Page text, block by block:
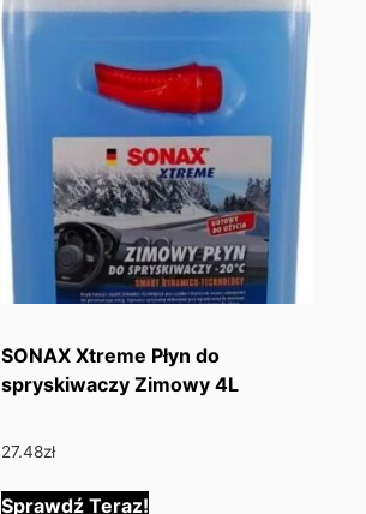
SONAX Xtreme Płyn do
spryskiwaczy Zimowy 4L
27.48zł
Sprawdź Teraz!